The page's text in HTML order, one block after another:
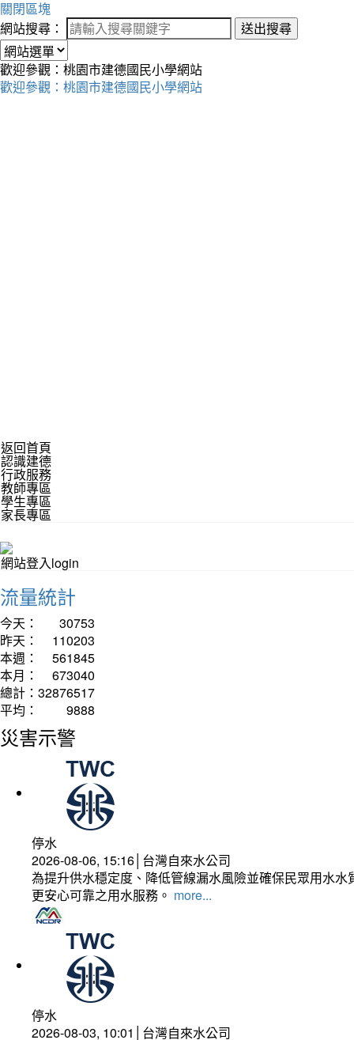
關閉區塊
網站搜尋：
送出搜尋
歡迎參觀：桃園市建德國民小學網站
歡迎參觀：桃園市建德國民小學網站
返回首頁
認識建德
行政服務
教師專區
學生專區
家長專區
網站登入login
流量統計
今天：
30753
昨天：
110203
本週：
561845
本月：
673040
總計： 32876517
平均：
9888
災害示警
停水
2026-08-06, 15:16│台灣自來水公司
為提升供水穩定度、降低管線漏水風險並確保民眾用水
更安心可靠之用水服務。 more...
停水
2026-08-03, 10:01│台灣自來水公司